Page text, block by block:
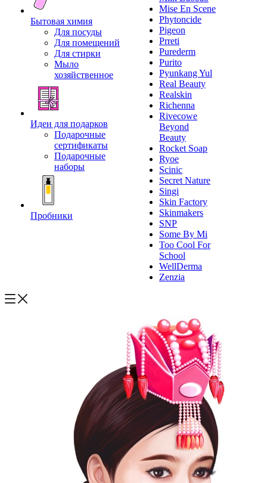
Бытовая химия
Для посуды
Для помещений
Для стирки
Мыло
хозяйственное
Идеи для подарков
Подарочные
сертификаты
Подарочные
наборы
Пробники
Mise En Scene
Phytoncide
Pigeon
Prreti
Purederm
Purito
Pyunkang Yul
Real Beauty
Realskin
Richenna
Rivecowe
Beyond
Beauty
Rocket Soap
Ryoe
Scinic
Secret Nature
Singi
Skin Factory
Skinmakers
SNP
Some By Mi
Too Cool For
School
WellDerma
Zenzia